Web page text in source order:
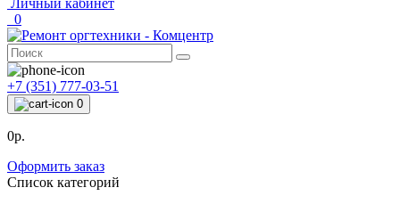
Личный кабинет
0
+7 (351) 777-03-51
0
0р.
Оформить заказ
Список категорий